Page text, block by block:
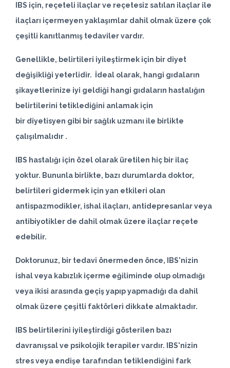
IBS için, reçeteli ilaçlar ve reçetesiz satılan ilaçlar ile
ilaçları içermeyen yaklaşımlar dahil olmak üzere çok
çeşitli kanıtlanmış tedaviler vardır.
Genellikle, belirtileri iyileştirmek için bir diyet
değişikliği yeterlidir. İdeal olarak, hangi gıdaların
şikayetlerinize iyi geldiği hangi gıdaların hastalığın
belirtilerini tetiklediğini anlamak için
bir diyetisyen gibi bir sağlık uzmanı ile birlikte
çalışılmalıdır .
IBS hastalığı için özel olarak üretilen hiç bir ilaç
yoktur. Bununla birlikte, bazı durumlarda doktor,
belirtileri gidermek için yan etkileri olan
antispazmodikler, ishal ilaçları, antidepresanlar veya
antibiyotikler de dahil olmak üzere ilaçlar reçete
edebilir.
Doktorunuz, bir tedavi önermeden önce, IBS'nizin
ishal veya kabızlık içerme eğiliminde olup olmadığı
veya ikisi arasında geçiş yapıp yapmadığı da dahil
olmak üzere çeşitli faktörleri dikkate almaktadır.
IBS belirtilerini iyileştirdiği gösterilen bazı
davranışsal ve psikolojik terapiler vardır. IBS'nizin
stres veya endişe tarafından tetiklendiğini fark